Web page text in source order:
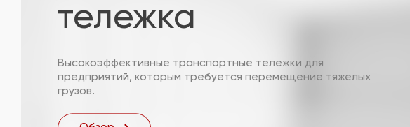
тележка
Высокоэффективные транспортные тележки для
предприятий, которым требуется перемещение тяжелых
грузов.